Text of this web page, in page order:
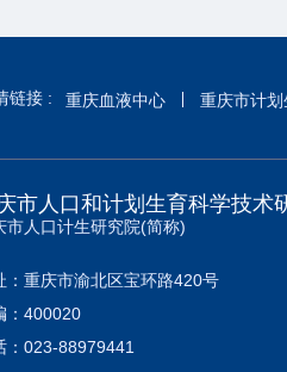
链接 : 重庆血液中心 重庆市计
市人口和计划生育科学技术
市人口计生研究院(简称)
：重庆市渝北区宝环路420号
：400020
：023-88979441